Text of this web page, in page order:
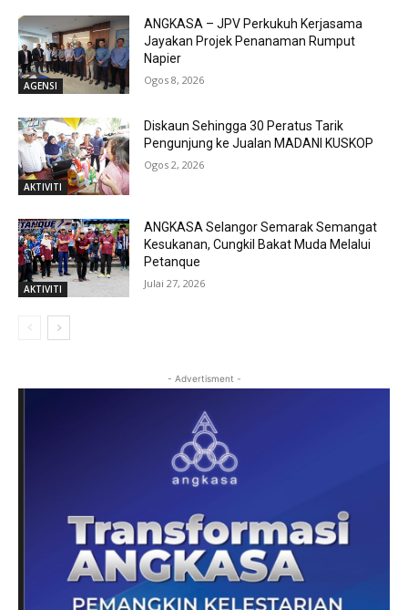
AGENSI
ANGKASA – JPV Perkukuh Kerjasama
Jayakan Projek Penanaman Rumput
Napier
Ogos 8, 2026
AKTIVITI
Diskaun Sehingga 30 Peratus Tarik
Pengunjung ke Jualan MADANI KUSKOP
Ogos 2, 2026
AKTIVITI
ANGKASA Selangor Semarak Semangat
Kesukanan, Cungkil Bakat Muda Melalui
Petanque
Julai 27, 2026
- Advertisment -